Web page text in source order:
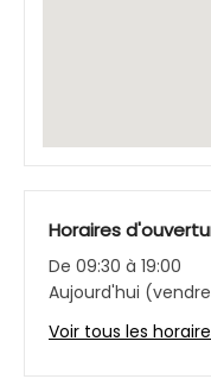
Horaires
De 09:30 à 19:00
Aujourd'hui
Voir tous les